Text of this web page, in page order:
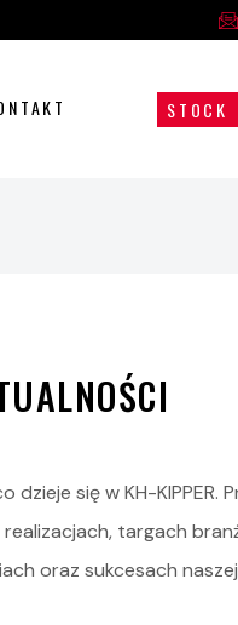
STOCK
dzieje się w KH-KIPPER.
targach
oraz sukcesach